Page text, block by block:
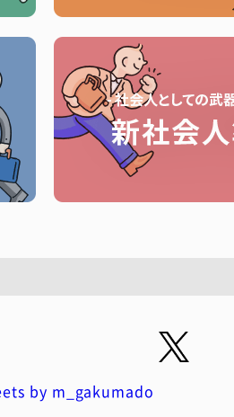
by m_gakumado